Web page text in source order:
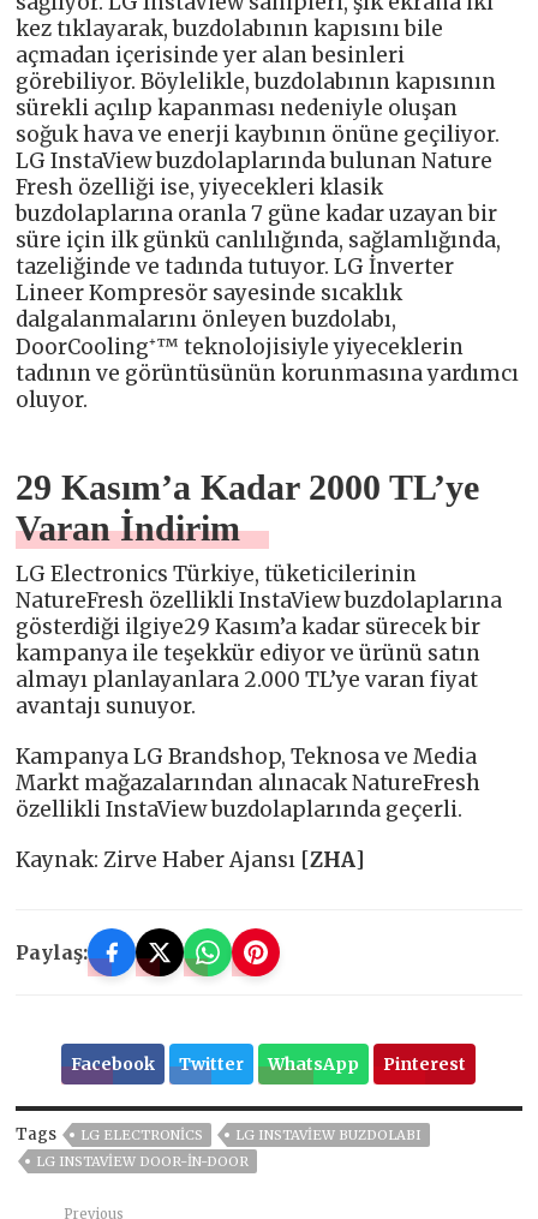
kez tıklayarak, buzdolabının kapısını bile
açmadan içerisinde yer alan besinleri
görebiliyor. Böylelikle, buzdolabının kapısının
sürekli açılıp kapanması nedeniyle oluşan
soğuk hava ve enerji kaybının önüne geçiliyor.
LG InstaView buzdolaplarında bulunan Nature
Fresh özelliği ise, yiyecekleri klasik
buzdolaplarına oranla 7 güne kadar uzayan bir
süre için ilk günkü canlılığında, sağlamlığında,
tazeliğinde ve tadında tutuyor. LG İnverter
Lineer Kompresör sayesinde sıcaklık
dalgalanmalarını önleyen buzdolabı,
DoorCooling⁺™ teknolojisiyle yiyeceklerin
tadının ve görüntüsünün korunmasına yardımcı
oluyor.
29 Kasım’a Kadar 2000 TL’ye
Varan İndirim
LG Electronics Türkiye, tüketicilerinin
NatureFresh özellikli InstaView buzdolaplarına
gösterdiği ilgiye29 Kasım’a kadar sürecek bir
kampanya ile teşekkür ediyor ve ürünü satın
almayı planlayanlara 2.000 TL’ye varan fiyat
avantajı sunuyor.
Kampanya LG Brandshop, Teknosa ve Media
Markt mağazalarından alınacak NatureFresh
özellikli InstaView buzdolaplarında geçerli.
Kaynak: Zirve Haber Ajansı [ZHA]
Paylaş:
Facebook Twitter WhatsApp Pinterest
Tags LG ELECTRONICS
LG INSTAVIEW BUZDOLABI
LG INSTAVIEW DOOR-IN-DOOR
Previous